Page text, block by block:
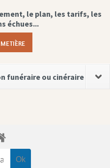
le plan, les tarifs, les
échues...
funéraire ou cinéraire